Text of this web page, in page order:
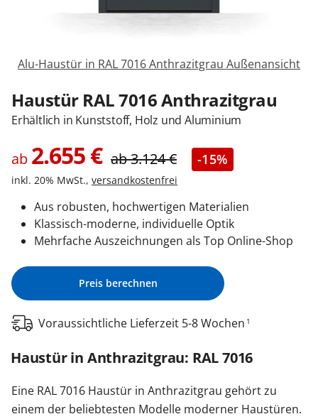
Anmelden / Registrieren
Alu-Haustür in RAL 7016 Anthrazitgrau Außenansicht
Haustür RAL 7016 Anthrazitgrau
Erhältlich in Kunststoff, Holz und Aluminium
ab 2.655€ ab3.124€ -15%
inkl. 20% MwSt., versandkostenfrei
Aus robusten, hochwertigen Materialien
Klassisch-moderne, individuelle Optik
Mehrfache Auszeichnungen als Top Online-Shop
Preis berechnen
Voraussichtliche Lieferzeit 5-8 Wochen 1
Haustür in Anthrazitgrau: RAL 7016
Eine RAL 7016 Haustür in Anthrazitgrau gehört zu
einem der beliebtesten Modelle moderner Haustüren.